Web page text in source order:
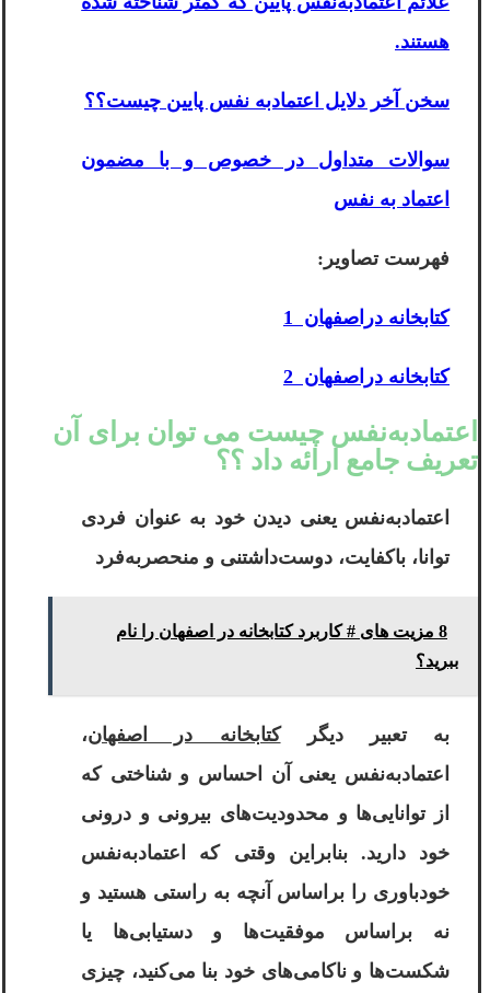
هستند.
سخن آخر دلایل اعتمادبه نفس پایین چیست؟؟
سوالات متداول در خصوص و با مضمون
اعتماد به نفس
فهرست تصاویر:
کتابخانه دراصفهان 1
کتابخانه دراصفهان 2
اعتمادبه‌نفس چیست می توان برای آن
تعریف جامع ارائه داد ؟؟
اعتمادبه‌نفس یعنی دیدن خود به عنوان فردی
توانا، باکفایت، دوست‌داشتنی و منحصربه‌فرد
8 مزیت های # کاربرد کتابخانه‌ در اصفهان را نام
ببرید؟
به تعبیر دیگرکتابخانه در اصفهان،
اعتمادبه‌نفس یعنی آن احساس و شناختی که
از توانایی‌ها و محدودیت‌های بیرونی و درونی
خود دارید. بنابراین وقتی که اعتماد‌به‌نفس
خودباوری را براساس آنچه به راستی هستید و
نه براساس موفقیت‌ها و دستیابی‌ها یا
شکست‌ها و ناکامی‌های خود بنا می‌کنید، چیزی